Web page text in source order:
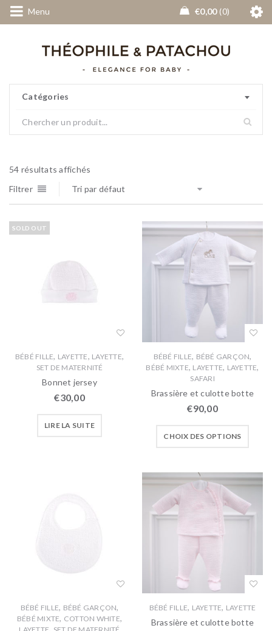
Menu €0,00 0
Catégories
54 résultats affichés
Filtrer
Tri par défaut
SOLD OUT
BÉBÉ FILLE, LAYETTE, LAYETTE,
SET DE MATERNITÉ
Bonnet jersey
€30,00
LIRE LA SUITE
BÉBÉ FILLE, BÉBÉ GARÇON,
BÉBÉ MIXTE, LAYETTE, LAYETTE,
SAFARI
Brassière et culotte botte
€90,00
CHOIX DES OPTIONS
BÉBÉ FILLE, BÉBÉ GARÇON,
BÉBÉ MIXTE, COTTON WHITE,
,
BÉBÉ FILLE, LAYETTE, LAYETTE
Brassière et culotte botte